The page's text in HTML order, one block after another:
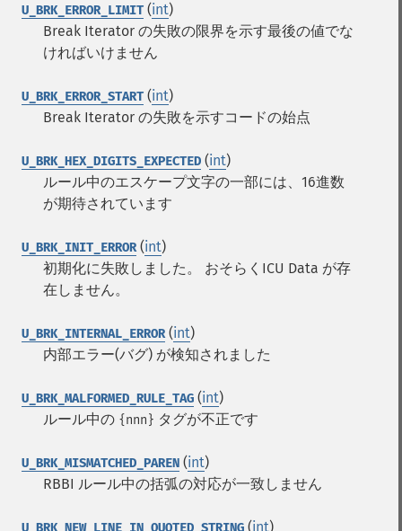
U_BRK_ERROR_LIMIT (int)
Break Iterator の失敗の限界を示す最後の値でな
ければいけません
U_BRK_ERROR_START (int)
Break Iterator の失敗を示すコードの始点
U_BRK_HEX_DIGITS_EXPECTED (int)
ルール中のエスケープ文字の一部には、16進数
が期待されています
U_BRK_INIT_ERROR(int)
初期化に失敗しました。 おそらくICU Data が存
在しません。
U_BRK_INTERNAL_ERROR(int)
内部エラー(バグ) が検知されました
U_BRK_MALFORMED_RULE_TAG (int)
ルール中の {nnn} タグが不正です
U_BRK_MISMATCHED_PAREN (int)
RBBI ルール中の括弧の対応が一致しません
U_BRK_NEW_LINE_IN_QUOTED_STRING (int)